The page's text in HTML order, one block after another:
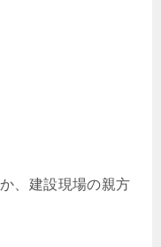
、建設現場の親方